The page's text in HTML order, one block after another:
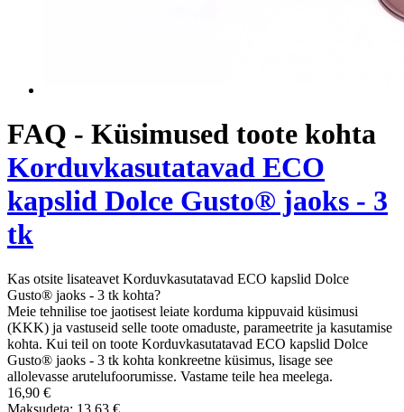
FAQ - Küsimused toote kohta
Korduvkasutatavad ECO
kapslid Dolce Gusto® jaoks - 3
tk
Kas otsite lisateavet Korduvkasutatavad ECO kapslid Dolce
Gusto® jaoks - 3 tk kohta?
Meie tehnilise toe jaotisest leiate korduma kippuvaid küsimusi
(KKK) ja vastuseid selle toote omaduste, parameetrite ja kasutamise
kohta. Kui teil on toote Korduvkasutatavad ECO kapslid Dolce
Gusto® jaoks - 3 tk kohta konkreetne küsimus, lisage see
allolevasse arutelufoorumisse. Vastame teile hea meelega.
16,90 €
Maksudeta: 13,63 €